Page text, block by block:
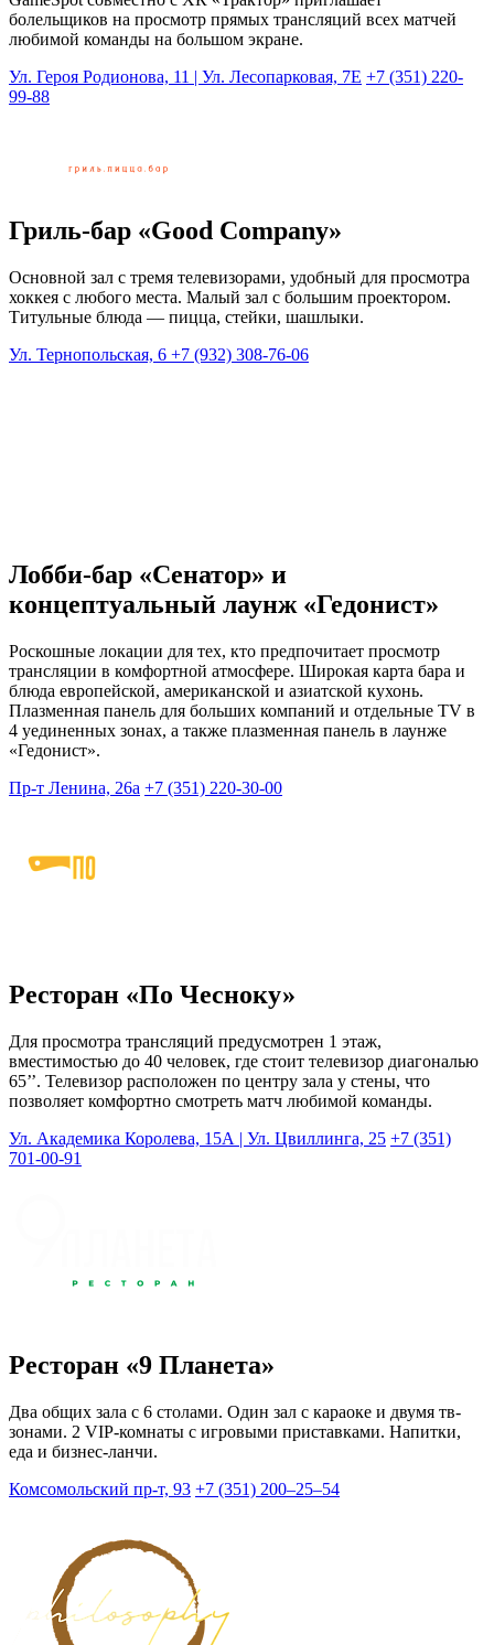
болельщиков на просмотр прямых трансляций всех матчей
любимой команды на большом экране.
Ул. Героя Родионова, 11 | Ул. Лесопарковая, 7Е +7 (351) 220-
99-88
Гриль-бар «Good Company»
Основной зал с тремя телевизорами, удобный для просмотра
хоккея с любого места. Малый зал с большим проектором.
Титульные блюда — пицца, стейки, шашлыки.
Ул. Тернопольская, 6 +7 (932) 308-76-06
Лобби-бар «Сенатор» и
концептуальный лаунж «Гедонист»
Роскошные локации для тех, кто предпочитает просмотр
трансляции в комфортной атмосфере. Широкая карта бара и
блюда европейской, американской и азиатской кухонь.
Плазменная панель для больших компаний и отдельные TV в
4 уединенных зонах, а также плазменная панель в лаунже
«Гедонист».
Пр-т Ленина, 26а +7 (351) 220-30-00
Ресторан «По Чесноку»
Для просмотра трансляций предусмотрен 1 этаж,
вместимостью до 40 человек, где стоит телевизор диагональю
65’’. Телевизор расположен по центру зала у стены, что
позволяет комфортно смотреть матч любимой команды.
Ул. Академика Королева, 15А | Ул. Цвиллинга, 25 +7 (351)
701-00-91
Ресторан «9 Планета»
Два общих зала с 6 столами. Один зал с караоке и двумя тв-
зонами. 2 VIP-комнаты с игровыми приставками. Напитки,
еда и бизнес-ланчи.
Комсомольский пр-т, 93 +7 (351) 200‒25‒54